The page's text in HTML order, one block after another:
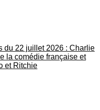
du 22 juillet 2026 : Charlie
la comédie française et
et Ritchie